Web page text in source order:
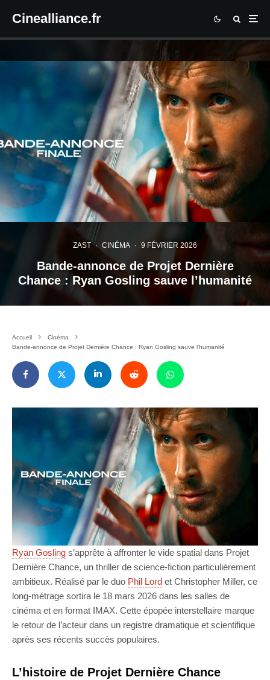
Cinealliance.fr
ZAST · CINÉMA · 9 FÉVRIER 2026
Bande-annonce de Projet Dernière
Chance : Ryan Gosling sauve l’humanité
Accueil
Cinéma
Bande-annonce de Projet Dernière Chance : Ryan Gosling sauve l’humanité
Ryan Gosling s’apprête à affronter le vide spatial dans Projet
Dernière Chance, un thriller de science-fiction particulièrement
ambitieux. Réalisé par le duo Phil Lord et Christopher Miller, ce
long-métrage sortira le 18 mars 2026 dans les salles de
cinéma et en format IMAX. Cette épopée interstellaire marque
le retour de l’acteur dans un registre dramatique et scientifique
après ses récents succès populaires.
L’histoire de Projet Dernière Chance